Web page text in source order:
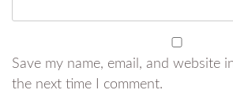
Save my name, email, and website
the next time I comment.